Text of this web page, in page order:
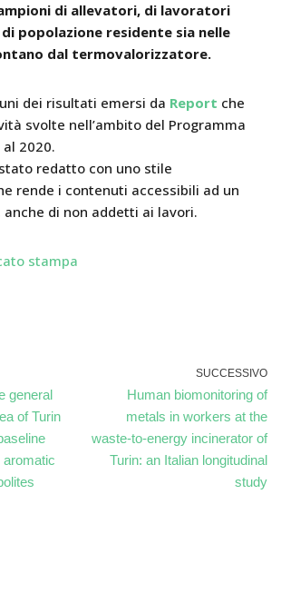
di allevatori, di lavoratori
popolazione residente sia nelle
dal termovalorizzatore.
dei risultati emersi da Report che
svolte nell’ambito del Programma
al 2020.
redatto con uno stile
rende i contenuti accessibili ad un
anche di non addetti ai lavori.
stampa
general
of Turin
SUCCESSIVO
Human biomonitoring of
metals in workers at the
waste-to-energy incinerator of
Turin: an Italian longitudinal
study